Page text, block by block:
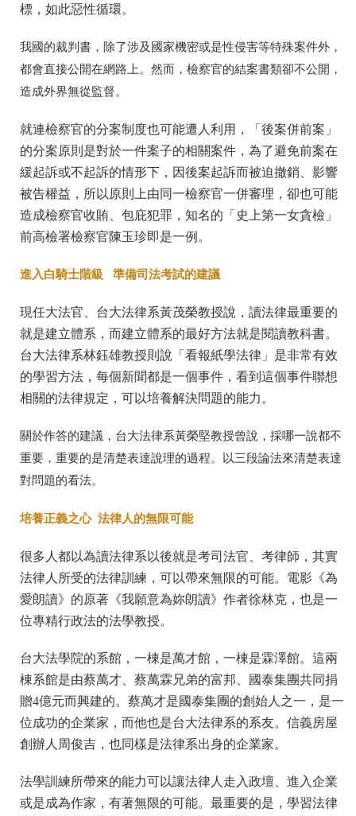
標，如此惡性循環。
我國的裁判書，除了涉及國家機密或是性侵害等特殊案件外，
都會直接公開在網路上。然而，檢察官的結案書類卻不公開，
造成外界無從監督。
就連檢察官的分案制度也可能遭人利用，「後案併前案」
的分案原則是對於一件案子的相關案件，為了避免前案在
緩起訴或不起訴的情形下，因後案起訴而被迫撤銷、影響
被告權益，所以原則上由同一檢察官一併審理，卻也可能
造成檢察官收賄、包庇犯罪，知名的「史上第一女貪檢」
前高檢署檢察官陳玉珍即是一例。
進入白騎士階級 準備司法考試的建議
現任大法官、台大法律系黃茂榮教授說，讀法律最重要的
就是建立體系，而建立體系的最好方法就是閱讀教科書。
台大法律系林鈺雄教授則說「看報紙學法律」是非常有效
的學習方法，每個新聞都是一個事件，看到這個事件聯想
相關的法律規定，可以培養解決問題的能力。
關於作答的建議，台大法律系黃榮堅教授曾說，採哪一說都不
重要，重要的是清楚表達說理的過程。以三段論法來清楚表達
對問題的看法。
培養正義之心 法律人的無限可能
很多人都以為讀法律系以後就是考司法官、考律師，其實
法律人所受的法律訓練，可以帶來無限的可能。電影《為
愛朗讀》的原著《我願意為妳朗讀》作者徐林克，也是一
位專精行政法的法學教授。
台大法學院的系館，一棟是萬才館，一棟是霖澤館。這兩
棟系館是由蔡萬才、蔡萬霖兄弟的富邦、國泰集團共同捐
贈4億元而興建的。蔡萬才是國泰集團的創始人之一，是一
位成功的企業家，而他也是台大法律系的系友。信義房屋
創辦人周俊吉，也同樣是法律系出身的企業家。
法學訓練所帶來的能力可以讓法律人走入政壇、進入企業
或是成為作家，有著無限的可能。最重要的是，學習法律